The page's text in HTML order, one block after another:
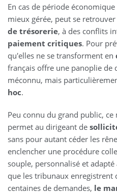
En cas de période
mieux gérée, peut se
de trésorerie, à des conflits
paiement critiques. Pour
qu'elles ne se transforment en
français offre une panoplie de
méconnu, mais
hoc.
Peu connu du grand public,
permet au dirigeant de
sans pour autant céder les
enclencher une procédure
souple, personnalisé et
que les tribunaux enregistrent
centaines de demandes, le